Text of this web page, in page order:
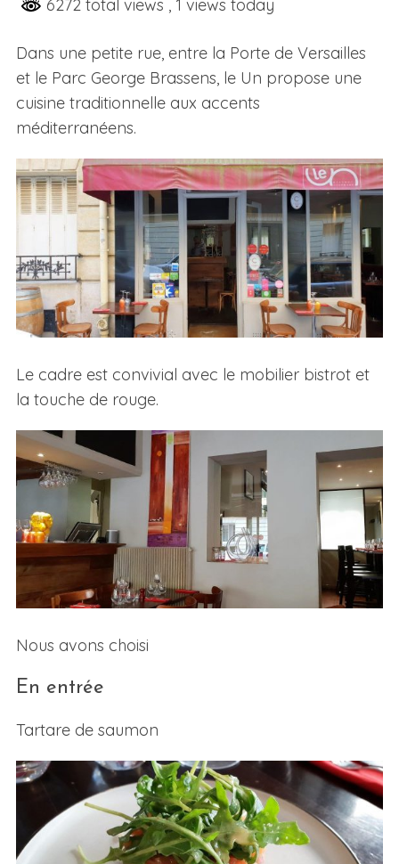
6272 total views , 1 views today
Dans une petite rue, entre la Porte de Versailles
et le Parc George Brassens, le Un propose une
cuisine traditionnelle aux accents
méditerranéens.
Le cadre est convivial avec le mobilier bistrot et
la touche de rouge.
Nous avons choisi
En entrée
Tartare de saumon